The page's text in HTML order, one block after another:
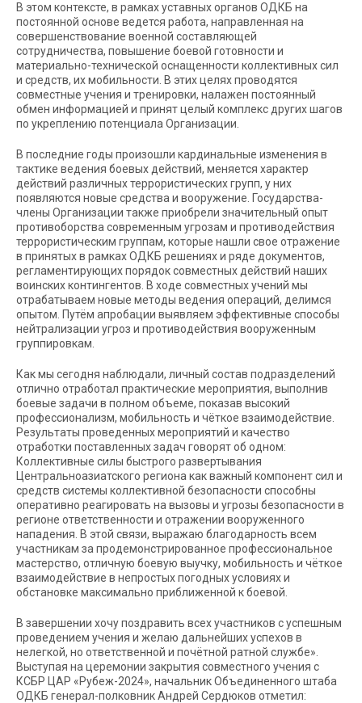
В этом контексте, в рамках уставных органов ОДКБ на
постоянной основе ведется работа, направленная на
совершенствование военной составляющей
сотрудничества, повышение боевой готовности и
материально-технической оснащенности коллективных сил
и средств, их мобильности. В этих целях проводятся
совместные учения и тренировки, налажен постоянный
обмен информацией и принят целый комплекс других шагов
по укреплению потенциала Организации.
В последние годы произошли кардинальные изменения в
тактике ведения боевых действий, меняется характер
действий различных террористических групп, у них
появляются новые средства и вооружение. Государства-
члены Организации также приобрели значительный опыт
противоборства современным угрозам и противодействия
террористическим группам, которые нашли свое отражение
в принятых в рамках ОДКБ решениях и ряде документов,
регламентирующих порядок совместных действий наших
воинских контингентов. В ходе совместных учений мы
отрабатываем новые методы ведения операций, делимся
опытом. Путём апробации выявляем эффективные способы
нейтрализации угроз и противодействия вооруженным
группировкам.
Как мы сегодня наблюдали, личный состав подразделений
отлично отработал практические мероприятия, выполнив
боевые задачи в полном объеме, показав высокий
профессионализм, мобильность и чёткое взаимодействие.
Результаты проведенных мероприятий и качество
отработки поставленных задач говорят об одном:
Коллективные силы быстрого развертывания
Центральноазиатского региона как важный компонент сил и
средств системы коллективной безопасности способны
оперативно реагировать на вызовы и угрозы безопасности в
регионе ответственности и отражении вооруженного
нападения. В этой связи, выражаю благодарность всем
участникам за продемонстрированное профессиональное
мастерство, отличную боевую выучку, мобильность и чёткое
взаимодействие в непростых погодных условиях и
обстановке максимально приближенной к боевой.
В завершении хочу поздравить всех участников с успешным
проведением учения и желаю дальнейших успехов в
нелегкой, но ответственной и почётной ратной службе».
Выступая на церемонии закрытия совместного учения с
КСБР ЦАР «Рубеж-2024», начальник Объединенного штаба
ОДКБ генерал-полковник Андрей Сердюков отметил: